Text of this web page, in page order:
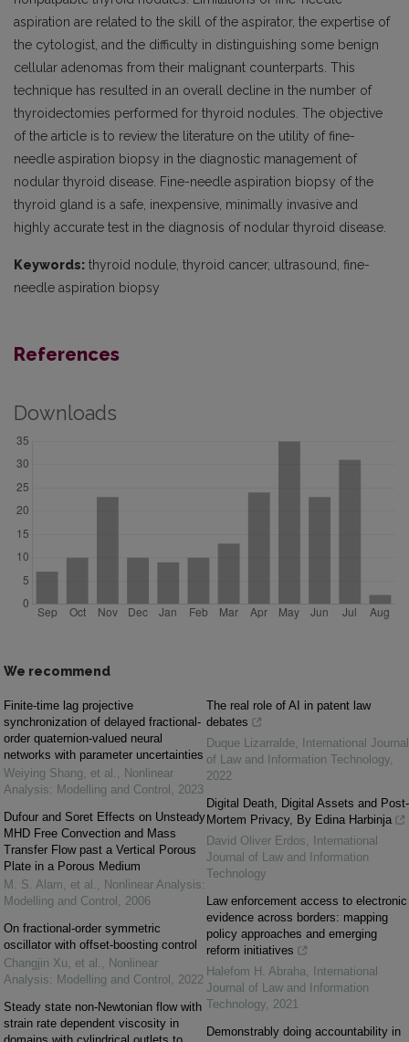
aspiration are related to the skill of the aspirator, the expertise of
the cytologist, and the difficulty in distinguishing some benign
cellular adenomas from their malignant counterparts. This
technique has resulted in an overall decline in the number of
thyroidectomies performed for thyroid nodules. The objective
of the article is to review the literature on the utility of fine-
needle aspiration biopsy in the diagnostic management of
nodular thyroid disease. Fine-needle aspiration biopsy of the
thyroid gland is a safe, inexpensive, minimally invasive and
highly accurate test in the diagnosis of nodular thyroid disease.
Keywords: thyroid nodule, thyroid cancer, ultrasound, fine-
needle aspiration biopsy
References
Downloads
We recommend
Finite-time lag projective
synchronization of delayed fractional-
order quaternion-valued neural
networks with parameter uncertainties
Weiying Shang, et al. , Nonlinear
Analysis: Modelling and Control , 2023
Dufour and Soret Effects on Unsteady
MHD Free Convection and Mass
Transfer Flow past a Vertical Porous
Plate in a Porous Medium
M. S. Alam, et al. , Nonlinear Analysis:
Modelling and Control , 2006
On fractional-order symmetric
oscillator with offset-boosting control
Changjin Xu, et al. , Nonlinear
Analysis: Modelling and Control , 2022
Steady state non-Newtonian flow with
strain rate dependent viscosity in
The real role of AI in patent law
debates
Duque Lizarralde,
International Journal
of Law and Information Technology,
2022
Digital Death, Digital Assets and Post-
Mortem Privacy, By Edina Harbinja
David Oliver Erdos,
International
Journal of Law and Information
Technology
Law enforcement access to electronic
evidence across borders: mapping
policy approaches and emerging
reform initiatives
Halefom H. Abraha,
International
Journal of Law and Information
Technology, 2021
Demonstrably doing accountability in